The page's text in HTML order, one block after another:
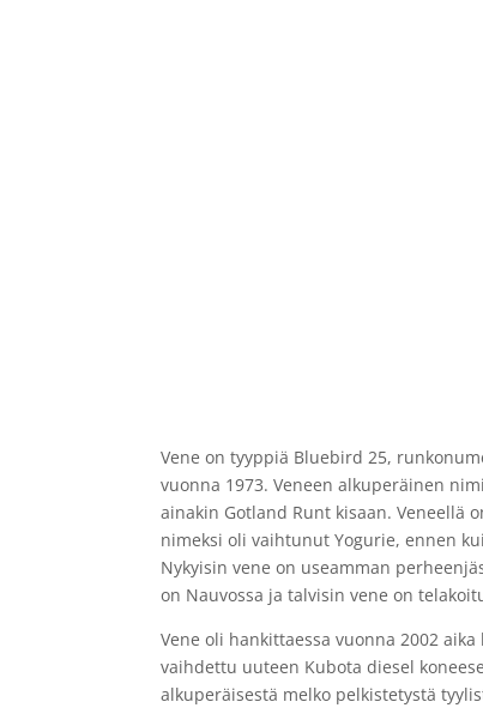
Vene on tyyppiä Bluebird 25,
vuonna 1973. Veneen alkuperäinen
ainakin Gotland Runt kisaan. Veneellä
nimeksi oli vaihtunut Yogurie, ennen
Nykyisin vene on useamman
on Nauvossa ja talvisin vene on
Vene oli hankittaessa vuonna 2002
vaihdettu uuteen Kubota diesel
alkuperäisestä melko pelkistetystä